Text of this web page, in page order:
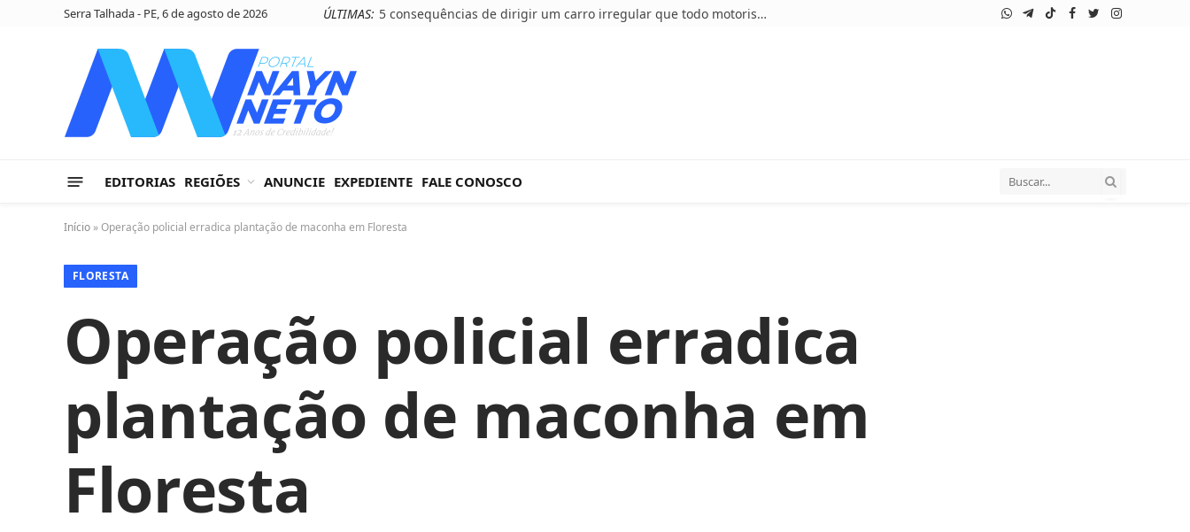
Serra Talhada - PE, 6 de agosto de 2026 ÚLTIMAS: 5 consequências de dirigir um carro irregular que todo motorista deve conhecer WhatsApp
Telegram
TikTokFacebook
TwitterInstagram
EDITORIAS REGIÕES ANUNCIE EXPEDIENTE FALE CONOSCO
Início »Operação policial erradica plantação de maconha em Floresta
FLORESTA
Operação policial erradica
plantação de maconha em
Floresta